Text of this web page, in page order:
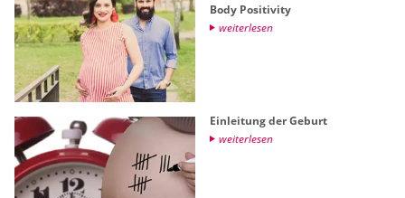
Body Po­si­ti­vi­ty
wei­ter­le­sen
Ein­lei­tung der Ge­burt
wei­ter­le­sen